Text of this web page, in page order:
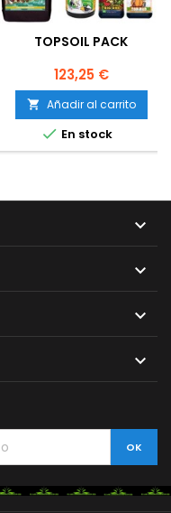
TOPSOIL PACK
Precio
123,25 €
 Añadir al carrito
 En stock



